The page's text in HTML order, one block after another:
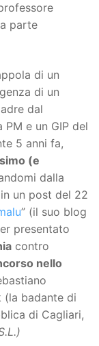
parte
di un
di un
dal
e un GIP del
5 anni fa,
(e
dalla
un post del 22
” (il suo blog
presentato
contro
nello
(la badante di
di Cagliari,